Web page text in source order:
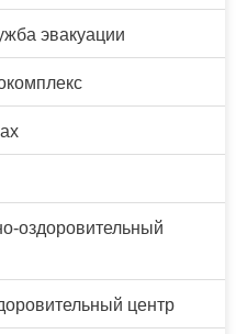
эвакуации
оздоровительный
центр